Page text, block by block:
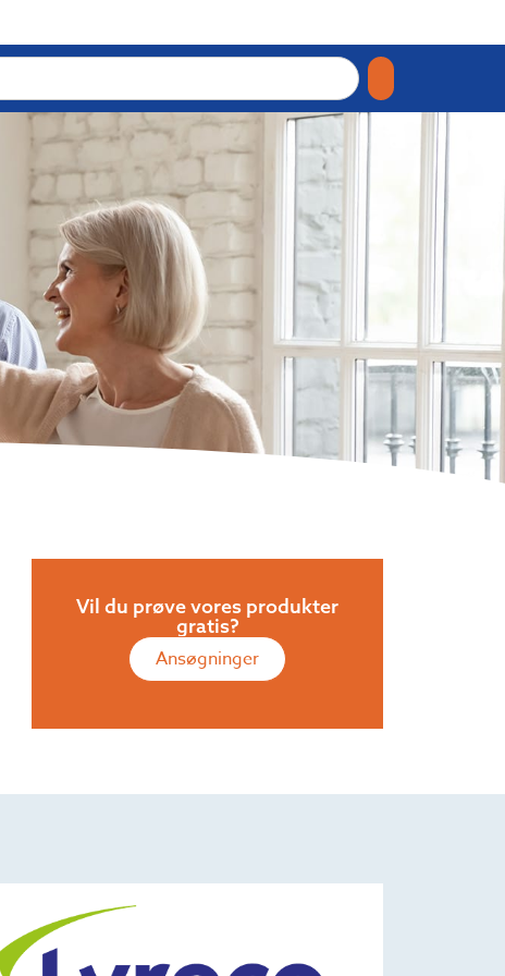
Vil du prøve vores produkter
gratis?
Ansøgninger